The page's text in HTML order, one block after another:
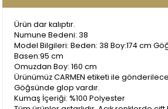
Ürün dar kalıptır.
Numune Bedeni: 38
Model Bilgileri: Beden: 38 Boy:174 cm
Basen:95 cm
Omuzdan Boy: 160 cm
Ürünümüz CARMEN etiketi ile
Göğsünde glop vardır.
Kumaş İçeriği: %100 Polyester